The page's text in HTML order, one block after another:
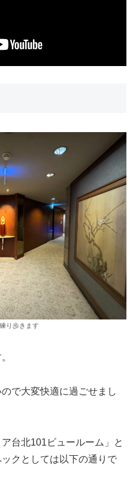
り歩きます
で大変快適に過ごせまし
台北101ビュールーム」と
クとしては以下の通りで